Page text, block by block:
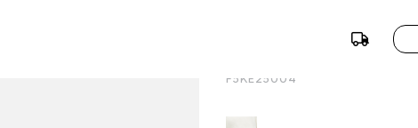
0 Değerlendirme
F5KE25004